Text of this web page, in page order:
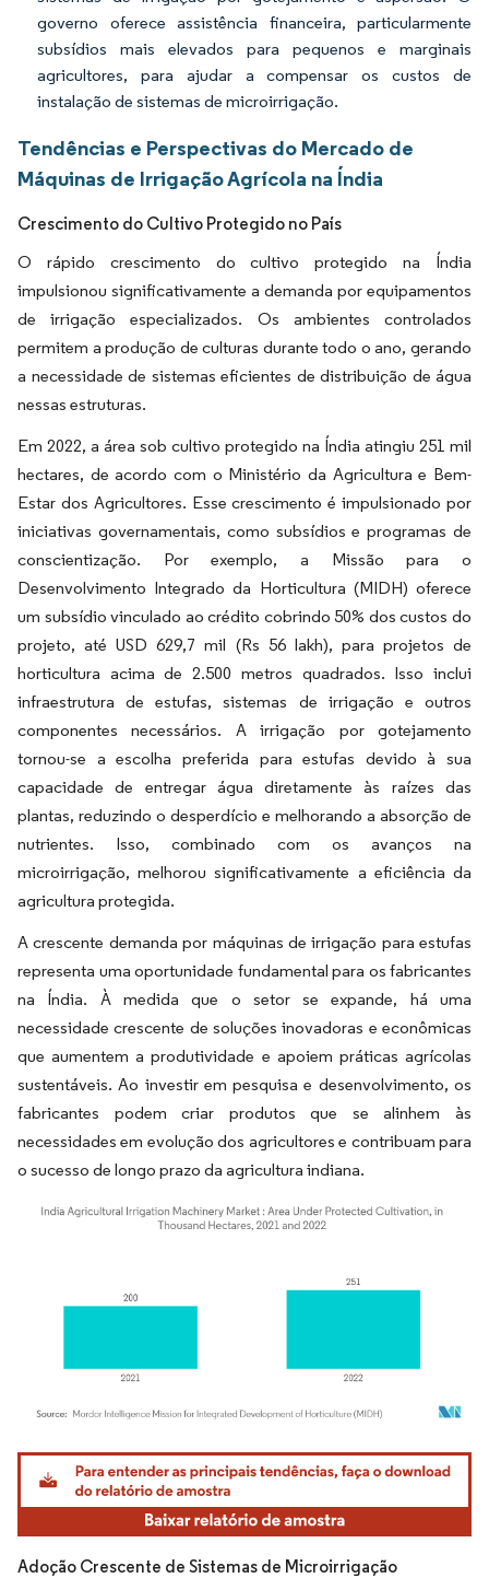
governo oferece assistência financeira, particularmente
subsídios mais elevados para pequenos e marginais
agricultores, para ajudar a compensar os custos de
instalação de sistemas de microirrigação.
Tendências e Perspectivas do Mercado de
Máquinas de Irrigação Agrícola na Índia
Crescimento do Cultivo Protegido no País
O rápido crescimento do cultivo protegido na Índia
impulsionou significativamente a demanda por equipamentos
de irrigação especializados. Os ambientes controlados
permitem a produção de culturas durante todo o ano, gerando
a necessidade de sistemas eficientes de distribuição de água
nessas estruturas.
Em 2022, a área sob cultivo protegido na Índia atingiu 251 mil
hectares, de acordo com o Ministério da Agricultura e Bem-
Estar dos Agricultores. Esse crescimento é impulsionado por
iniciativas governamentais, como subsídios e programas de
conscientização. Por exemplo, a Missão para o
Desenvolvimento Integrado da Horticultura (MIDH) oferece
um subsídio vinculado ao crédito cobrindo 50% dos custos do
projeto, até USD 629,7 mil (Rs 56 lakh), para projetos de
horticultura acima de 2.500 metros quadrados. Isso inclui
infraestrutura de estufas, sistemas de irrigação e outros
componentes necessários. A irrigação por gotejamento
tornou-se a escolha preferida para estufas devido à sua
capacidade de entregar água diretamente às raízes das
plantas, reduzindo o desperdício e melhorando a absorção de
nutrientes. Isso, combinado com os avanços na
microirrigação, melhorou significativamente a eficiência da
agricultura protegida.
A crescente demanda por máquinas de irrigação para estufas
representa uma oportunidade fundamental para os fabricantes
na Índia. À medida que o setor se expande, há uma
necessidade crescente de soluções inovadoras e econômicas
que aumentem a produtividade e apoiem práticas agrícolas
sustentáveis. Ao investir em pesquisa e desenvolvimento, os
fabricantes podem criar produtos que se alinhem às
necessidades em evolução dos agricultores e contribuam para
o sucesso de longo prazo da agricultura indiana.
Imagem © Mordor Intelligence. O reuso requer atribuição conforme CC BY 4.0.
Adoção Crescente de Sistemas de Microirrigação